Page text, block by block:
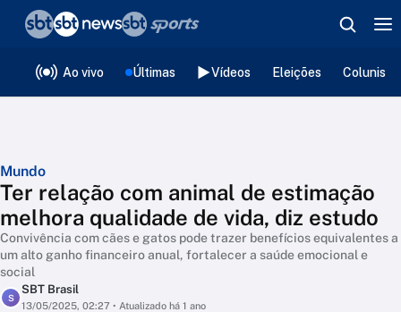
Ao vivo Últimas Vídeos Eleições
Mundo
Ter relação com animal de estimação
melhora qualidade de vida, diz estudo
Convivência com cães e gatos pode trazer benefícios equivalentes a
um alto ganho financeiro anual, fortalecer a saúde emocional e
social
S
SBT Brasil
13/05/2025, 02:27 • Atualizado há 1 ano
❮voltar
Editorias